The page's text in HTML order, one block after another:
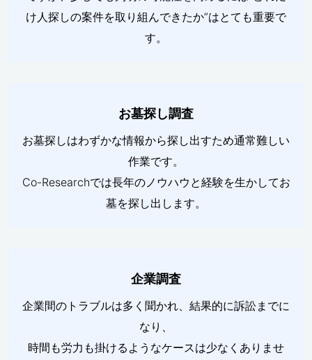
け人探しの案件を取り組んできたか”はとても重要で
す。
お墓探し調査
お墓探しはわずかな情報から探し出すため通常難しい
作業です。
Co-Researchでは長年のノウハウと経験を生かしてお
墓を探し出します。
企業調査
企業間のトラブルは多く聞かれ、結果的に訴訟までに
なり、
時間も労力も掛けるようなケースは少なくありませ